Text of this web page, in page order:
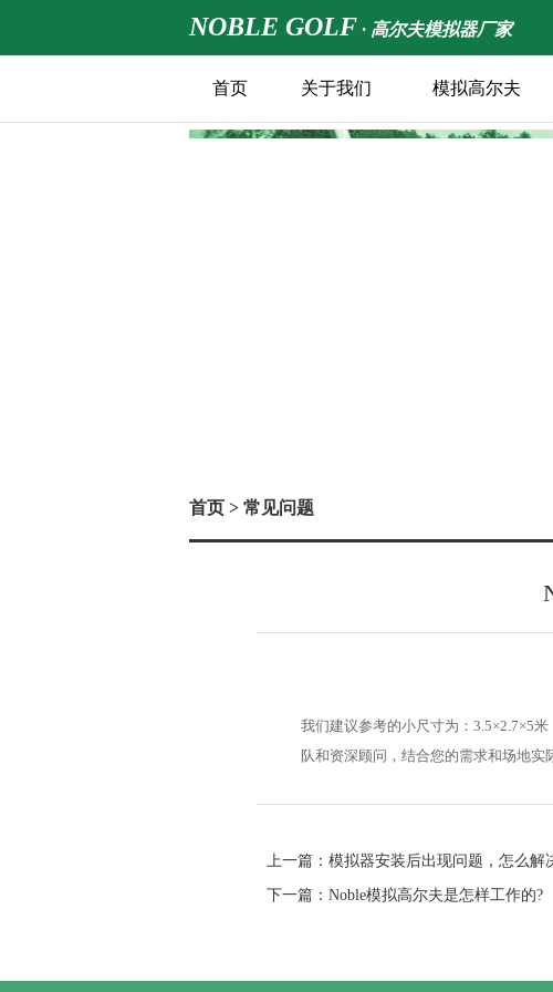
NOBLE GOLF · 高尔夫模拟器厂家
首页 关于我们 模拟高尔夫
首页 > 常见问题
我们建议参考的小尺寸为：3.5×2.7×5
队和资深顾问，结合您的需求和场地实
上一篇： 模拟器安装后出现问题，怎么解
下一篇： Noble模拟高尔夫是怎样工作的?